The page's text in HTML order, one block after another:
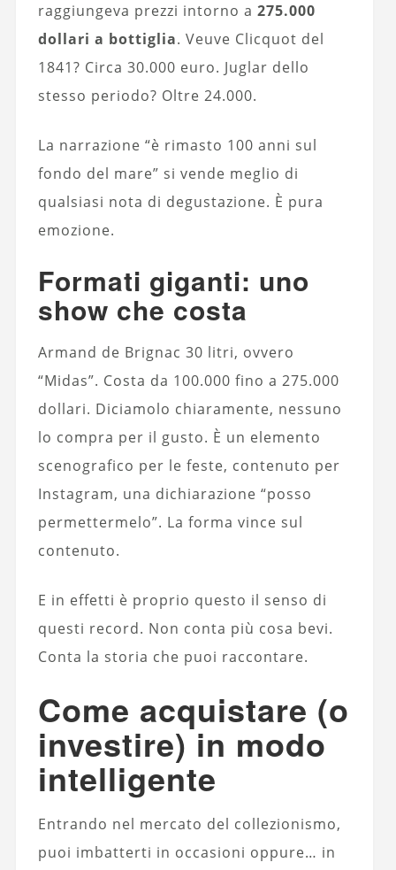
raggiungeva prezzi intorno a 275.000
dollari a bottiglia. Veuve Clicquot del
1841? Circa 30.000 euro. Juglar dello
stesso periodo? Oltre 24.000.
La narrazione “è rimasto 100 anni sul
fondo del mare” si vende meglio di
qualsiasi nota di degustazione. È pura
emozione.
Formati giganti: uno
show che costa
Armand de Brignac 30 litri, ovvero
“Midas”. Costa da 100.000 fino a 275.000
dollari. Diciamolo chiaramente, nessuno
lo compra per il gusto. È un elemento
scenografico per le feste, contenuto per
Instagram, una dichiarazione “posso
permettermelo”. La forma vince sul
contenuto.
E in effetti è proprio questo il senso di
questi record. Non conta più cosa bevi.
Conta la storia che puoi raccontare.
Come acquistare (o
investire) in modo
intelligente
Entrando nel mercato del collezionismo,
puoi imbatterti in occasioni oppure… in